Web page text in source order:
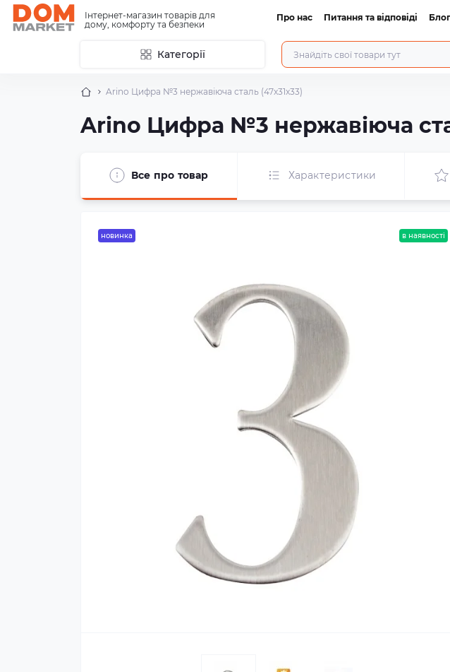
Інтернет-магазин товарів для
дому, комфорту та безпеки
Про нас Питання та відповіді Блог
Категорії
Arino Цифра №3 нержавіюча сталь (47x31x33)
Arino Цифра №3 нержавіюча
Все про товар Характеристики
новинка в наявності